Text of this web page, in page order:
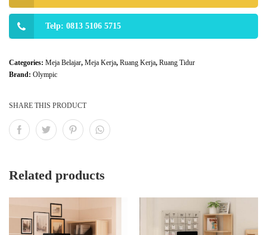
Telp: 0813 5106 5715
Categories: Meja Belajar, Meja Kerja, Ruang Kerja, Ruang Tidur
Brand: Olympic
SHARE THIS PRODUCT
Related products